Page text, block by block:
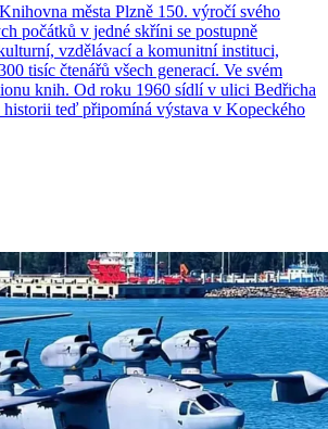
města Plzně 150. výročí svého
počátků v jedné skříni se postupně
vzdělávací a komunitní instituci,
tisíc čtenářů všech generací. Ve svém
knih. Od roku 1960 sídlí v ulici Bedřicha
historii teď připomíná výstava v Kopeckého